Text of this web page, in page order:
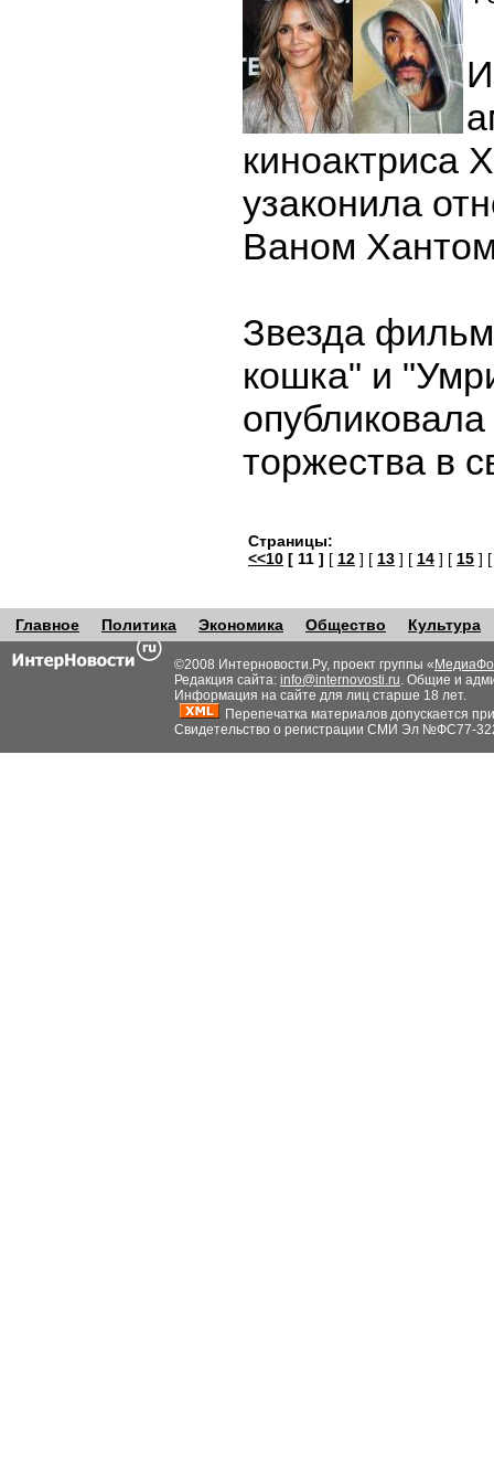
киноактриса
узаконила
Ваном
Звезда
кошка" и
торжества в
Страницы:
<<10 [ 11 ] [ 12 ] [ 13 ] [ 14 ] [ 15 ]
Главное Политика Экономика Общество Культура
©2008 Интерновости.Ру, проект группы «
Редакция сайта: info@internovosti.ru. Общие и
Информация на сайте для лиц старше 18 лет.
Перепечатка материалов допускается
Свидетельство о регистрации СМИ Эл №ФС77-